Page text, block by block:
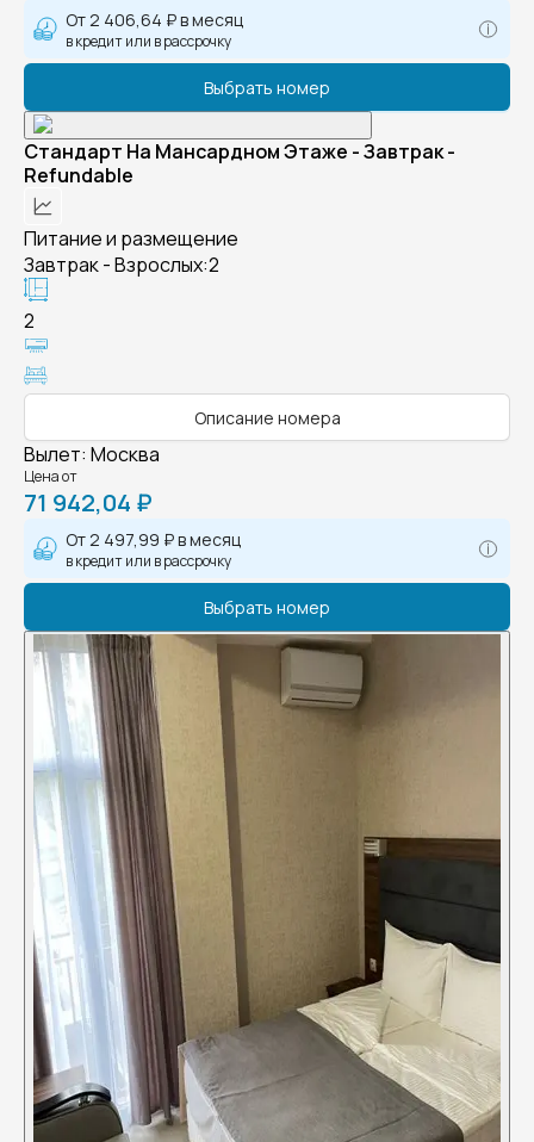
От2 406,64 ₽в месяц
в кредит или в рассрочку
Выбрать номер
Стандарт На Мансардном Этаже - Завтрак -
Refundable
Питание и размещение
Завтрак - Взрослых:2
2
Описание номера
Вылет: Москва
Цена от
71 942,04 ₽
От2 497,99 ₽в месяц
в кредит или в рассрочку
Выбрать номер